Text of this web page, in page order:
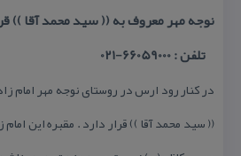
نوجه مهر معروف به (( سید محمد آقا ))
تلفن : 66059000-021
در كنار رود ارس در روستای نوجه مهر امام
(( سید محمد آقا )) قرار دارد . مقبره این امام